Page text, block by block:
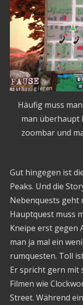
Häufig muss
man überhaupt
zoombar und
Gut hingegen ist
Peaks. Und die
Nebenquests geht
Hauptquest muss
Kneipe erst gegen
man ja mal ein
rumquesten. Toll
Er spricht gern mit
Filmen wie
Street. Während